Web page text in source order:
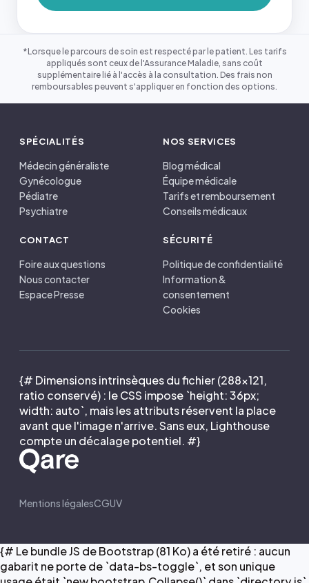
*Lorsque le parcours de soin est respecté par le patient. Les tarifs
appliqués sont ceux de l'Assurance Maladie, sans coût
supplémentaire lié à l'accès à la consultation. Des frais non
remboursables peuvent s'appliquer en fonction des options.
SPÉCIALITÉS
Médecin généraliste
Gynécologue
Pédiatre
Psychiatre
NOS SERVICES
Blog médical
Équipe médicale
Tarifs et remboursement
Conseils médicaux
CONTACT
Foire aux questions
Nous contacter
Espace Presse
SÉCURITÉ
Politique de confidentialité
Information &
consentement
Cookies
{# Dimensions intrinsèques du fichier (288×121,
ratio conservé) : le CSS impose `height: 36px;
width: auto`, mais les attributs réservent la place
avant que l'image n'arrive. Sans eux, Lighthouse
compte un décalage potentiel. #}
Mentions légalesCGUV
{# Le bundle JS de Bootstrap (81 Ko) a été retiré : aucun
gabarit ne porte de `data-bs-toggle`, et son unique